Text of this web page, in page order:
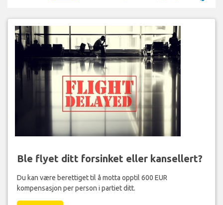
Ble flyet ditt forsinket eller kansellert?
Du kan være berettiget til å motta opptil 600 EUR
kompensasjon per person i partiet ditt.